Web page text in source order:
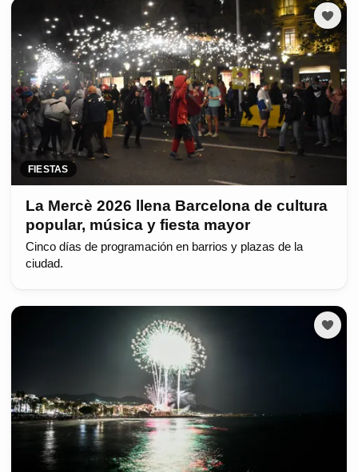
FIESTAS
La Mercè 2026 llena Barcelona de cultura
popular, música y fiesta mayor
Cinco días de programación en barrios y plazas de la
ciudad.